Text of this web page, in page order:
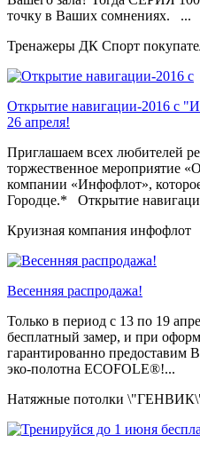
точку в Ваших сомнениях. ...
Тренажеры ДК Спорт
Открытие навигации-2016
26 апреля!
Приглашаем всех любителей
торжественное мероприятие
компании «Инфофлот»,
Городце.* Открытие
Круизная компания инфофлот
Весенняя распродажа!
Только в период c 13 по 19
бесплатный замер, и при
гарантированно предоставим
эко-полотна ECOFOLE®!...
Натяжные потолки